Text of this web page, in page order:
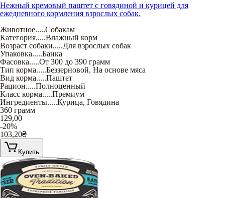
Нежный кремовый паштет с говядиной и курицей для
ежедневного кормления взрослых собак.
Животное.....Собакам
Категория.....Влажный корм
Возраст собаки.....Для взрослых собак
Упаковка.....Банка
Фасовка.....От 300 до 390 грамм
Тип корма.....Беззерновой, На основе мяса
Вид корма.....Паштет
Рацион.....Полноценный
Класс корма.....Премиум
Ингредиенты.....Курица, Говядина
360 грамм
129,00
-20%
103,20₴
Купить